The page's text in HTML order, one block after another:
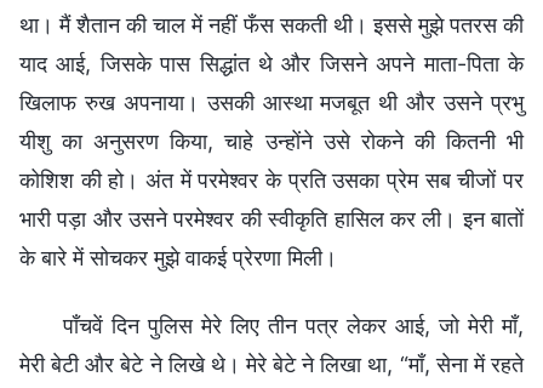
था। मैं शैतान की चाल में नहीं फँस सकती थी। इससे मुझे पतरस की
याद आई, जिसके पास सिद्धांत थे और जिसने अपने माता-पिता के
खिलाफ रुख अपनाया। उसकी आस्था मजबूत थी और उसने प्रभु
यीशु का अनुसरण किया, चाहे उन्होंने उसे रोकने की कितनी भी
कोशिश की हो। अंत में परमेश्वर के प्रति उसका प्रेम सब चीजों पर
भारी पड़ा और उसने परमेश्वर की स्वीकृति हासिल कर ली। इन बातों
के बारे में सोचकर मुझे वाकई प्रेरणा मिली।
पाँचवें दिन पुलिस मेरे लिए तीन पत्र लेकर आई, जो मेरी माँ,
मेरी बेटी और बेटे ने लिखे थे। मेरे बेटे ने लिखा था, “माँ, सेना में रहते